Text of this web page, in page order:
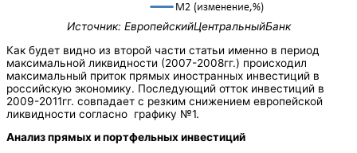
Источник: ЕвропейскийЦентральныйБанк
Как будет видно из второй части статьи именно в период
максимальной ликвидности (2007-2008гг.) происходил
максимальный приток прямых иностранных инвестиций в
российскую экономику. Последующий отток инвестиций в
2009-2011гг. совпадает с резким снижением европейской
ликвидности согласно графику №1.
Анализ прямых и портфельных инвестиций